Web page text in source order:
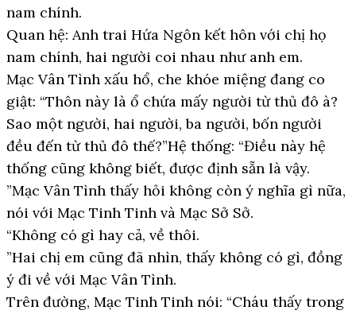
nam chính.
Quan hệ: Anh trai Hứa Ngôn kết hôn với chị họ
nam chính, hai người coi nhau như anh em.
Mạc Vân Tình xấu hổ, che khóe miệng đang co
giật: “Thôn này là ổ chứa mấy người từ thủ đô à?
Sao một người, hai người, ba người, bốn người
đều đến từ thủ đô thế?”Hệ thống: “Điều này hệ
thống cũng không biết, được định sẵn là vậy.
”Mạc Vân Tình thấy hỏi không còn ý nghĩa gì nữa,
nói với Mạc Tinh Tinh và Mạc Sở Sở.
“Không có gì hay cả, về thôi.
”Hai chị em cũng đã nhìn, thấy không có gì, đồng
ý đi về với Mạc Vân Tình.
Trên đường, Mạc Tinh Tinh nói: “Cháu thấy trong